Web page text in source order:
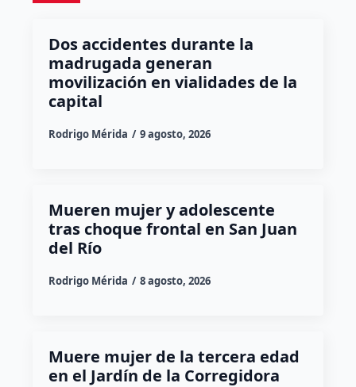
Dos accidentes durante la
madrugada generan
movilización en vialidades de la
capital
Rodrigo Mérida 9 agosto, 2026
Mueren mujer y adolescente
tras choque frontal en San Juan
del Río
Rodrigo Mérida 8 agosto, 2026
Muere mujer de la tercera edad
en el Jardín de la Corregidora